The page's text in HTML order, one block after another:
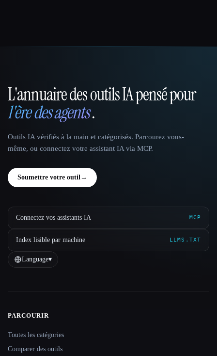
That AI Collection
L'annuaire des outils IA pensé pour
l'ère des agents.
Outils IA vérifiés à la main et catégorisés. Parcourez vous-
même, ou connectez votre assistant IA via MCP.
Soumettre votre outil→
Connectez vos assistants IA MCP
Index lisible par machine LLMS.TXT
Language▾
Site navigation
PARCOURIR
Toutes les catégories
Comparer des outils